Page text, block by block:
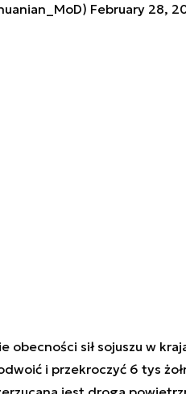
February 28,
obecności sił sojuszu w
i przekroczyć 6 tys